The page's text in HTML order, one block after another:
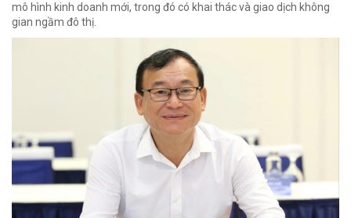
mô hình kinh doanh mới, trong đó có khai thác và giao dịch không
gian ngầm đô thị.